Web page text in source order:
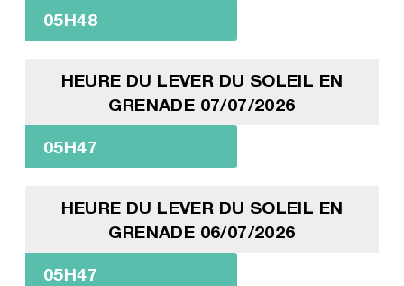
05H48
HEURE DU LEVER DU SOLEIL EN
GRENADE 07/07/2026
05H47
HEURE DU LEVER DU SOLEIL EN
GRENADE 06/07/2026
05H47